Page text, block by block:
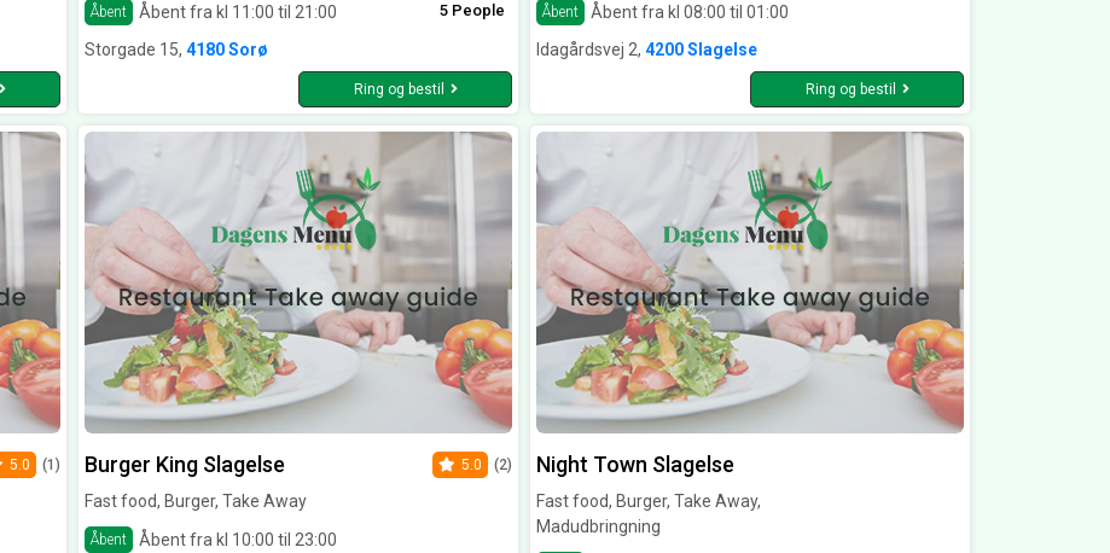
Åbent Åbent fra kl 11:00 til 21:00 5 People
Storgade 15, 4180 Sorø
Ring og bestil
Åbent
Åbent fra kl 08:00 til 01:00
Idagårdsvej 2, 4200 Slagelse
Ring og bestil
5.0 (1) Burger King Slagelse
Fast food, Burger, Take Away
Åbent Åbent fra kl 10:00 til 23:00
5.0 (2) Night Town Slagelse
Fast food, Burger, Take Away,
Madudbringning